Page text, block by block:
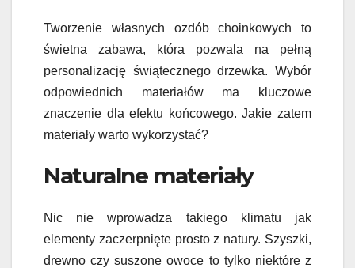
Tworzenie własnych ozdób choinkowych to
świetna zabawa, która pozwala na pełną
personalizację świątecznego drzewka. Wybór
odpowiednich materiałów ma kluczowe
znaczenie dla efektu końcowego. Jakie zatem
materiały warto wykorzystać?
Naturalne materiały
Nic nie wprowadza takiego klimatu jak
elementy zaczerpnięte prosto z natury. Szyszki,
drewno czy suszone owoce to tylko niektóre z